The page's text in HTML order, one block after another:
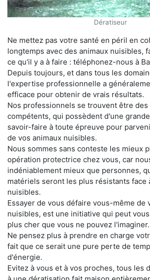
Dératiseur
Ne mettez pas votre santé en péril en
longtemps avec des animaux nuisibles,
ce qu'il y a à faire : téléphonez-nous à
Depuis toujours, et dans tous les
l'expertise professionnelle a
efficace pour obtenir de vrais résultats.
Nos professionnels se trouvent être des
compétents, qui possèdent d'une
savoir-faire à toute épreuve pour
de vos animaux nuisibles.
Nous sommes sans conteste les mieux
opération protectrice chez vous, car
indéniablement mieux que personnes,
matériels seront les plus résistants face
nuisibles.
Essayer de vous défaire vous-même de
nuisibles, est une initiative qui peut
plus cher que vous ne pouvez l'imaginer.
Ne pensez plus à prendre en charge
fait que ce serait une pure perte de
d'énergie.
Evitez à vous et à vos proches, tous les